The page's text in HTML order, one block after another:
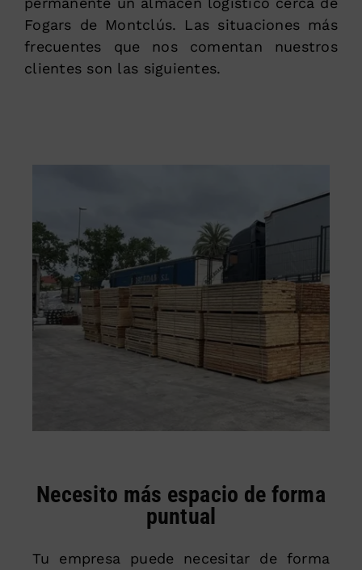
Fogars de Montclús. Las situaciones más
frecuentes que nos comentan nuestros
clientes son las siguientes.
Necesito más espacio de forma
puntual
Tu empresa puede necesitar de forma